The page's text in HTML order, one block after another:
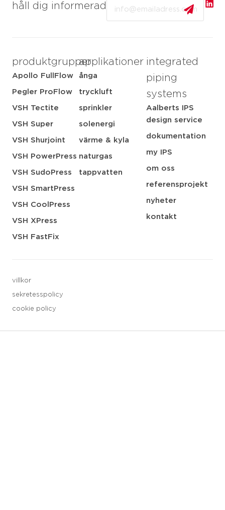
håll dig informerad
produktgrupper
Apollo FullFlow
Pegler ProFlow
VSH Tectite
VSH Super
VSH Shurjoint
VSH PowerPress
VSH SudoPress
VSH SmartPress
VSH CoolPress
VSH XPress
VSH FastFix
applikationer
ånga
tryckluft
sprinkler
solenergi
värme & kyla
naturgas
tappvatten
integrated
piping
systems
Aalberts IPS
design service
dokumentation
my IPS
om oss
referensprojekt
nyheter
kontakt
villkor
sekretesspolicy
cookie policy